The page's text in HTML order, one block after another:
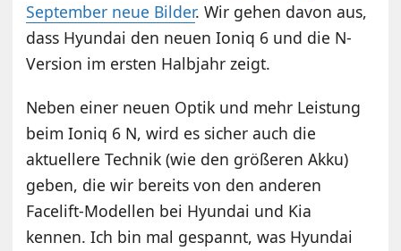
September neue Bilder. Wir gehen davon aus,
dass Hyundai den neuen Ioniq 6 und die N-
Version im ersten Halbjahr zeigt.
Neben einer neuen Optik und mehr Leistung
beim Ioniq 6 N, wird es sicher auch die
aktuellere Technik (wie den größeren Akku)
geben, die wir bereits von den anderen
Facelift-Modellen bei Hyundai und Kia
kennen. Ich bin mal gespannt, was Hyundai